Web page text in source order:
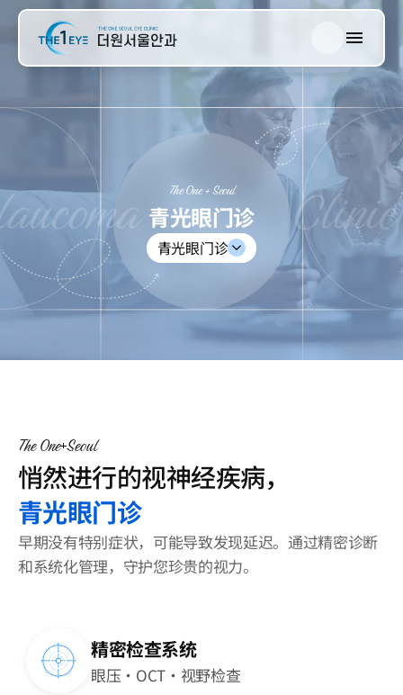
한국어
English
日本語
中文
视网膜门诊
青光眼门诊
白内障门诊
近视门诊
眼综合检查
登录
The One + Seoul
青光眼门诊
青光眼门诊
The One Seoul
悄然进行的视神经疾病，
青光眼门诊
早期没有特别症状，可能导致发现延迟。通过精密诊断
和系统化管理，守护您珍贵的视力。
精密检查系统
眼压·OCT·视野检查